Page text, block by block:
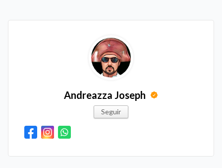
Andreazza Joseph
Seguir